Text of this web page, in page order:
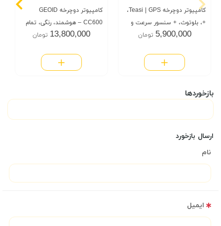
کامپیوتر دوچرخه Teasi | GPS،
+، بلوتوث، + سنسور سرعت و
سنسور دور پا
5,900,000 تومان
کامپیوتر دوچرخه GEOID
CC600 – هوشمند، رنگی، تمام
امکانات GPS13,800,000 تومان
بازخوردها
ارسال بازخورد
نام
ایمیل